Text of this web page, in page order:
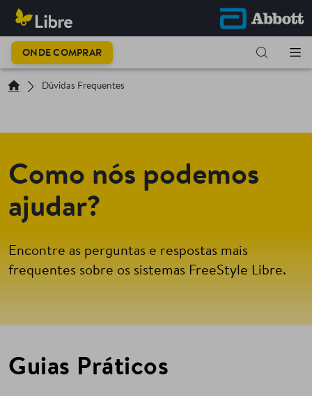
ONDE COMPRAR
Dúvidas Frequentes
Como nós podemos
ajudar?
Encontre as perguntas e respostas mais
frequentes sobre os sistemas FreeStyle Libre.
Guias Práticos